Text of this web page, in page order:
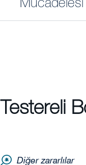
Testereli
Diğer zararlılar